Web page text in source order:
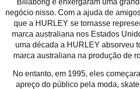
negócio nisso. Com a ajuda de
que a HURLEY se tornasse
marca australiana nos Estados
uma década a HURLEY absorveu
marca australiana na produção de
No entanto, em 1995, eles
apreço do público pela moda,